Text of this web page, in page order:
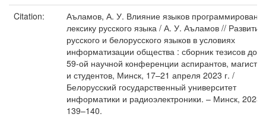
Citation:
Аъламов, А. У. Влияние языков
лексику русского языка / А. У. Аъламов // Развитие
русского и белорусского языков в условиях
информатизации общества : сборник тезисов
59-ой научной конференции аспирантов,
и студентов, Минск, 17–21 апреля 2023 г. /
Белорусский государственный университет
информатики и радиоэлектроники. – Минск, 2023.
139–140.